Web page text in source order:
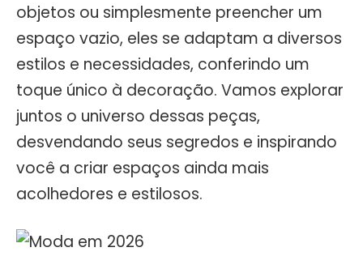
objetos ou simplesmente preencher um
espaço vazio, eles se adaptam a diversos
estilos e necessidades, conferindo um
toque único à decoração. Vamos explorar
juntos o universo dessas peças,
desvendando seus segredos e inspirando
você a criar espaços ainda mais
acolhedores e estilosos.